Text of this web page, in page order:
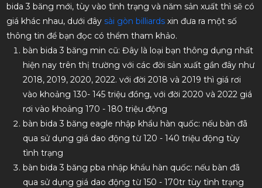
bida 3 băng mới, tùy vào tình trạng và năm sản xuất thì sẽ có
giá khác nhau, dưới đây sài gòn billiardsxin đưa ra một số
thông tin để bạn đọc có thểm tham khảo.
bàn bida 3 băng min cũ: Đây là loại bạn thông dụng nhất
hiện nay trên thị trường với các đời sản xuất gần đây như
2018, 2019, 2020, 2022. với đời 2018 và 2019 thì giá rơi
vào khoảng 130- 145 triệu đồng, với đời 2020 và 2022 giá
rơi vào khoảng 170 - 180 triệu động
bàn bida 3 băng eagle nhập khẩu hàn quốc: nếu bàn đã
qua sử dụng giá dao động từ 120 - 140 triệu động tùy
tình trạng
bàn bida 3 băng pba nhập khẩu hàn quốc: nếu bàn đã
qua sử dụng giá dao động từ 150 - 170tr tùy tình trạng